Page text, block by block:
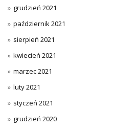
grudzień 2021
październik 2021
sierpień 2021
kwiecień 2021
marzec 2021
luty 2021
styczeń 2021
grudzień 2020